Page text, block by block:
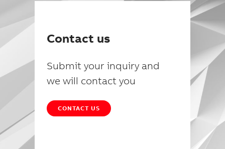
Contact us
Submit your inquiry and
we will contact you
CONTACT US